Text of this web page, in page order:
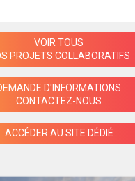
VOIR TOUS
PROJETS COLLABORATIFS
D'INFORMATIONS
CONTACTEZ-NOUS
ACCÉDER AU SITE DÉDIÉ